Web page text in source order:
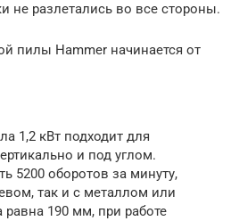
не разлетались во все стороны.
пилы Hammer начинается от
1,2 кВт подходит для
и под углом.
5200 оборотов за минуту,
так и с металлом или
190 мм, при работе